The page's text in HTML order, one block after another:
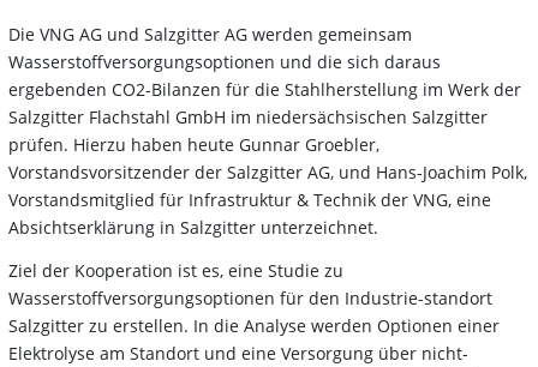
Die VNG AG und Salzgitter AG werden gemeinsam
Wasserstoffversorgungsoptionen und die sich daraus
ergebenden CO2-Bilanzen für die Stahlherstellung im Werk der
Salzgitter Flachstahl GmbH im niedersächsischen Salzgitter
prüfen. Hierzu haben heute Gunnar Groebler,
Vorstandsvorsitzender der Salzgitter AG, und Hans-Joachim Polk,
Vorstandsmitglied für Infrastruktur & Technik der VNG, eine
Absichtserklärung in Salzgitter unterzeichnet.
Ziel der Kooperation ist es, eine Studie zu
Wasserstoffversorgungsoptionen für den Industrie-standort
Salzgitter zu erstellen. In die Analyse werden Optionen einer
Elektrolyse am Standort und eine Versorgung über nicht-